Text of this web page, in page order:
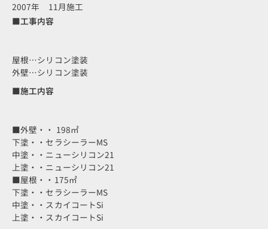
2007年 11月施工
■工事内容
屋根…シリコン塗装
外壁…シリコン塗装
■施工内容
■外壁・・ 198㎡
下塗・・セラシーラーMS
中塗・・ニューシリコン21
上塗・・ニューシリコン21
■屋根・・175㎡
下塗・・セラシーラーMS
中塗・・スカイコートSi
上塗・・スカイコートSi